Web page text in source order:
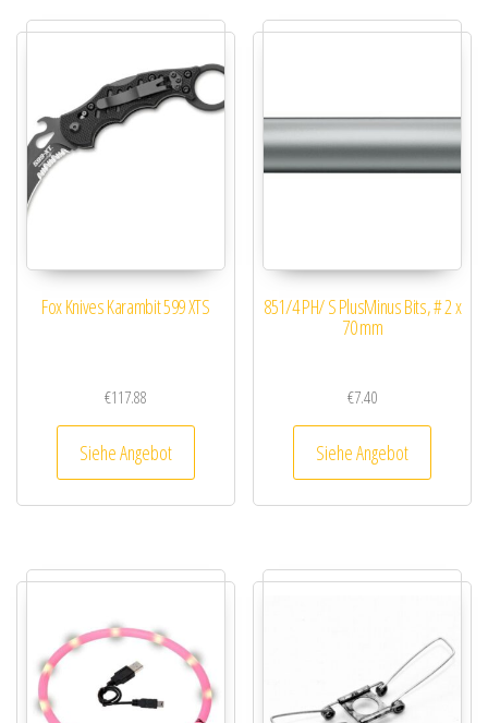
Fox Knives Karambit 599 XTS
€117.88
Siehe Angebot
851/4 PH/ S PlusMinus Bits, # 2 x
70 mm
€7.40
Siehe Angebot